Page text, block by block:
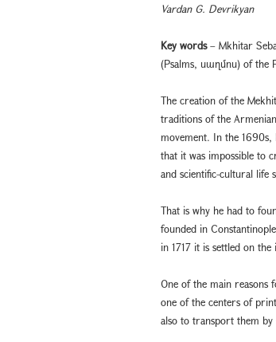
Vardan G. Devrikyan
Key words– Mkhitar
(Psalms, սաղմոս) of the
The creation of the
traditions of the
movement. In the
that it was impossible to
and scientific-cultural life
That is why he had to
founded in
in 1717 it is settled on
One of the main reasons
one of the centers of
also to transport them by